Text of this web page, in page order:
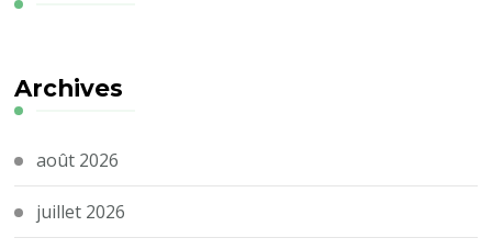
Archives
août 2026
juillet 2026